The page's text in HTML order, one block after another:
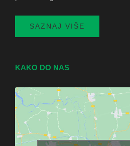
SAZNAJ VIŠE
KAKO DO NAS